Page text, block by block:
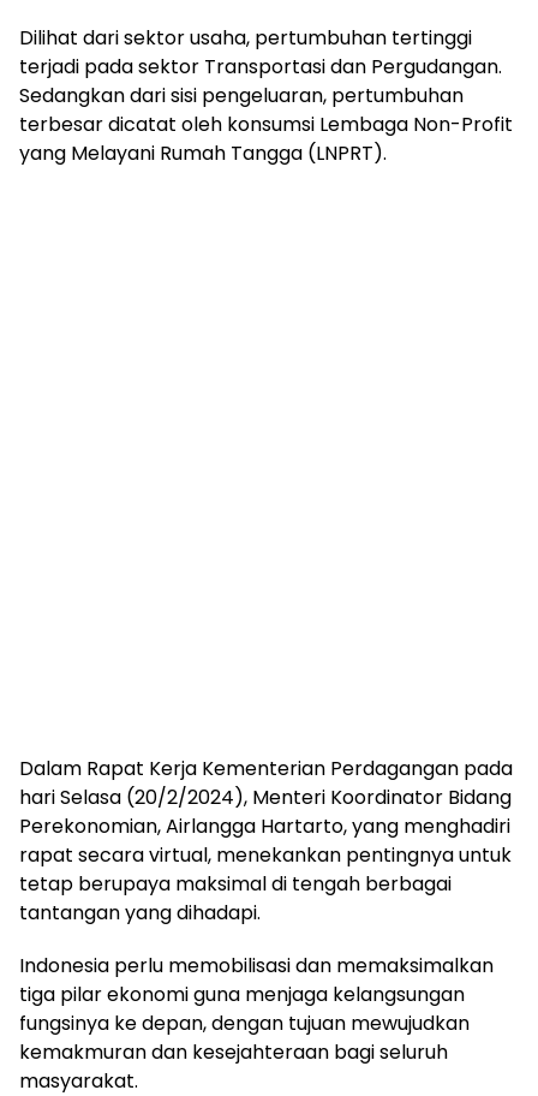
Dilihat dari sektor usaha, pertumbuhan tertinggi
terjadi pada sektor Transportasi dan Pergudangan.
Sedangkan dari sisi pengeluaran, pertumbuhan
terbesar dicatat oleh konsumsi Lembaga Non-Profit
yang Melayani Rumah Tangga (LNPRT).
Dalam Rapat Kerja Kementerian Perdagangan pada
hari Selasa (20/2/2024), Menteri Koordinator Bidang
Perekonomian, Airlangga Hartarto, yang menghadiri
rapat secara virtual, menekankan pentingnya untuk
tetap berupaya maksimal di tengah berbagai
tantangan yang dihadapi.
Indonesia perlu memobilisasi dan memaksimalkan
tiga pilar ekonomi guna menjaga kelangsungan
fungsinya ke depan, dengan tujuan mewujudkan
kemakmuran dan kesejahteraan bagi seluruh
masyarakat.